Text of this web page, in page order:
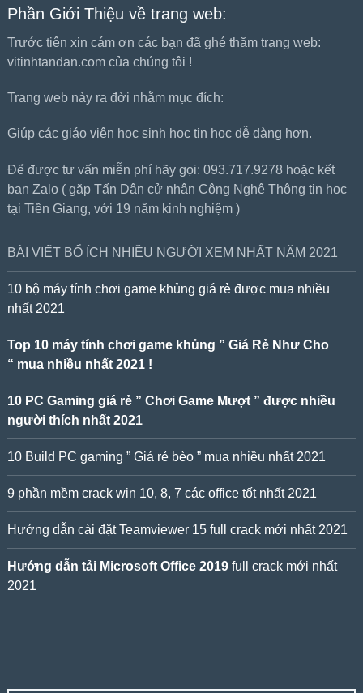
Phần Giới Thiệu về trang web:
Trước tiên xin cám ơn các bạn đã ghé thăm trang web:
vitinhtandan.com của chúng tôi !
Trang web này ra đời nhằm mục đích:
Giúp các giáo viên học sinh học tin học dễ dàng hơn.
Để được tư vấn miễn phí hãy gọi: 093.717.9278 hoặc kết
bạn Zalo ( gặp Tấn Dân cử nhân Công Nghệ Thông tin học
tại Tiền Giang, với 19 năm kinh nghiệm )
BÀI VIẾT BỔ ÍCH NHIỀU NGƯỜI XEM NHẤT NĂM 2021
10 bộ máy tính chơi game khủng giá rẻ được mua nhiều
nhất 2021
Top 10 máy tính chơi game khủng ” Giá Rẻ Như Cho
“ mua nhiều nhất 2021 !
10 PC Gaming giá rẻ ” Chơi Game Mượt ” được nhiều
người thích nhất 2021
10 Build PC gaming ” Giá rẻ bèo ” mua nhiều nhất 2021
9 phần mềm crack win 10, 8, 7 các office tốt nhất 2021
Hướng dẫn cài đặt Teamviewer 15 full crack mới nhất 2021
Hướng dẫn tải Microsoft Office 2019full crack mới nhất
2021